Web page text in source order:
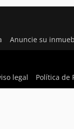
Anuncie su
legal Política de